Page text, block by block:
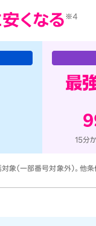
象（一部番号対象外）。他